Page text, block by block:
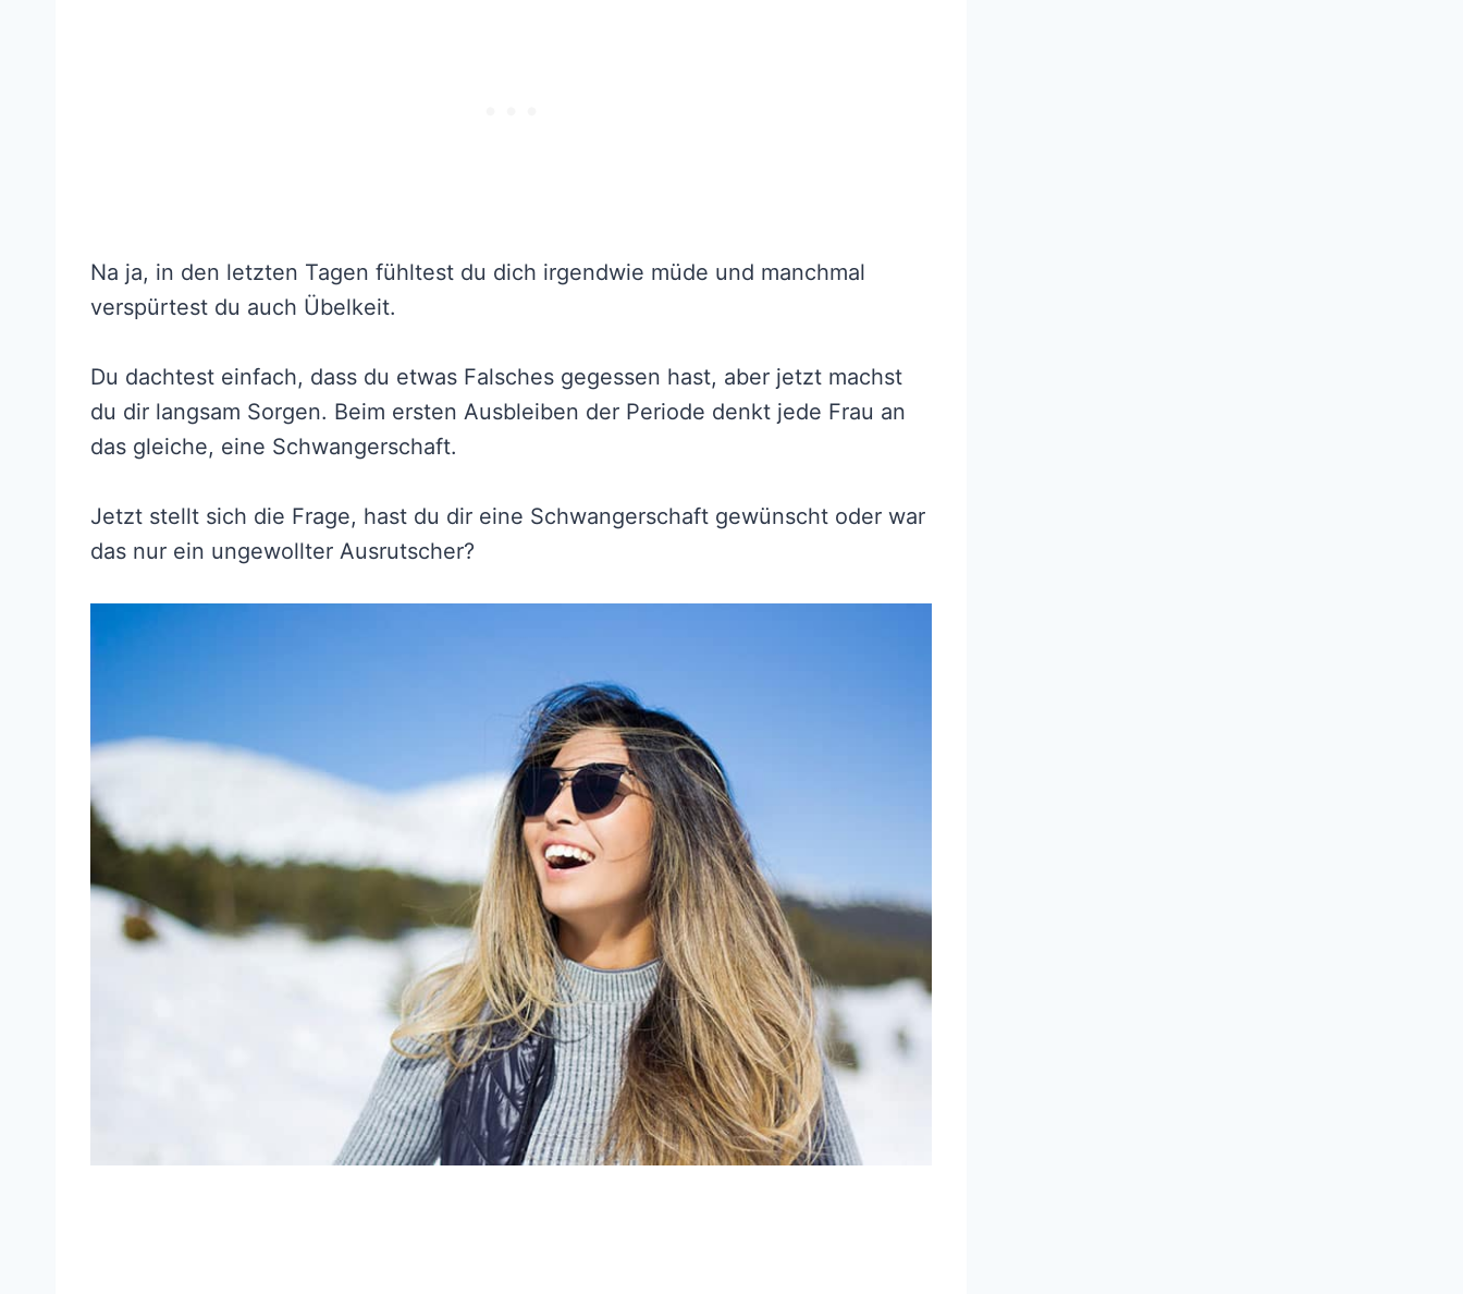
Na ja, in den letzten Tagen fühltest du dich irgendwie müde und manchmal
verspürtest du auch Übelkeit.
Du dachtest einfach, dass du etwas Falsches gegessen hast, aber jetzt machst
du dir langsam Sorgen. Beim ersten Ausbleiben der Periode denkt jede Frau an
das gleiche, eine Schwangerschaft.
Jetzt stellt sich die Frage, hast du dir eine Schwangerschaft gewünscht oder war
das nur ein ungewollter Ausrutscher?